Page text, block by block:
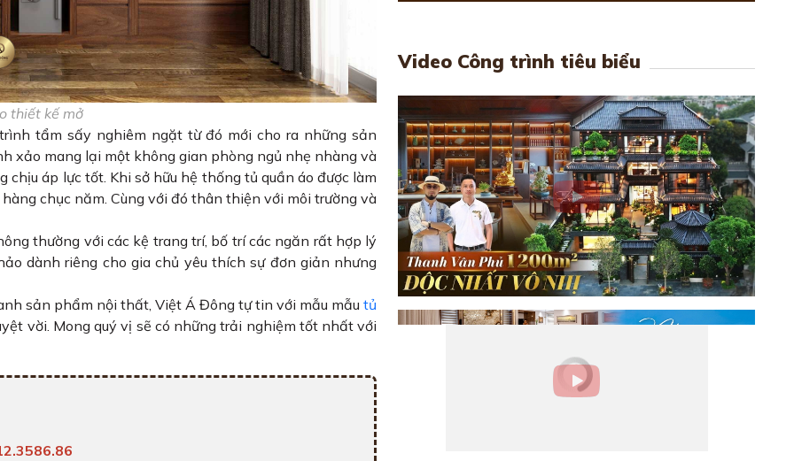
thiết kế mở
tẩm sấy nghiêm ngặt từ đó mới cho ra những sản
xảo mang lại một không gian phòng ngủ nhẹ nhàng và
áp lực tốt. Khi sở hữu hệ thống tủ quần áo được làm
chục năm. Cùng với đó thân thiện với môi trường và
thường với các kệ trang trí, bố trí các ngăn rất hợp lý
dành riêng cho gia chủ yêu thích sự đơn giản nhưng
sản phẩm nội thất, Việt Á Đông tự tin với mẫu mẫutủ
vời. Mong quý vị sẽ có những trải nghiệm tốt nhất với
Video Công trình tiêu biểu